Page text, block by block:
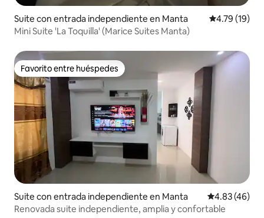
Suite con entrada independiente en Manta Calificación
4.79 (19)
Mini Suite 'La Toquilla' (Marice Suites Manta)
Favorito entre huéspedes
Favorito entre huéspedes
Suite con entrada independiente en Manta Calificación
4.83 (46)
Renovada suite independiente, amplia y confortable